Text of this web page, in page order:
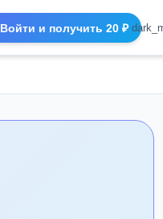
Войти и получить 20 ₽